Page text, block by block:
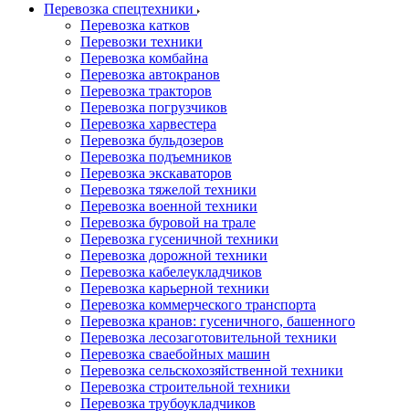
Перевозка спецтехники
Перевозка катков
Перевозки техники
Перевозка комбайна
Перевозка автокранов
Перевозка тракторов
Перевозка погрузчиков
Перевозка харвестера
Перевозка бульдозеров
Перевозка подъемников
Перевозка экскаваторов
Перевозка тяжелой техники
Перевозка военной техники
Перевозка буровой на трале
Перевозка гусеничной техники
Перевозка дорожной техники
Перевозка кабелеукладчиков
Перевозка карьерной техники
Перевозка коммерческого транспорта
Перевозка кранов: гусеничного, башенного
Перевозка лесозаготовительной техники
Перевозка сваебойных машин
Перевозка сельскохозяйственной техники
Перевозка строительной техники
Перевозка трубоукладчиков